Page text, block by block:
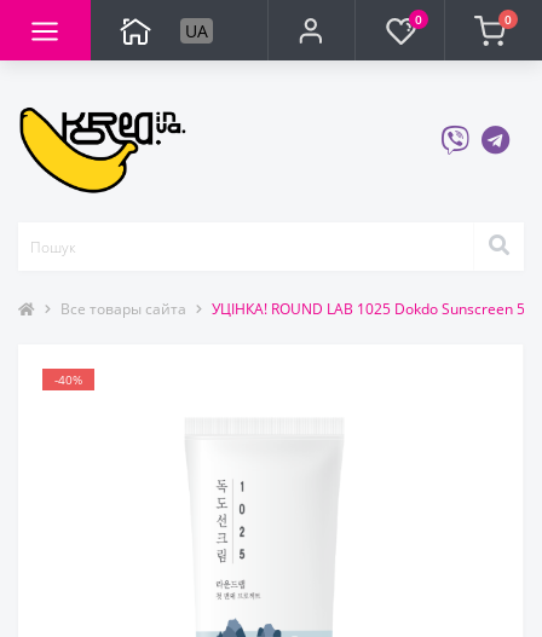
UA 0 0
Все товары сайта УЦІНКА! ROUND LAB 1025 Dokdo Sunscreen
-40%